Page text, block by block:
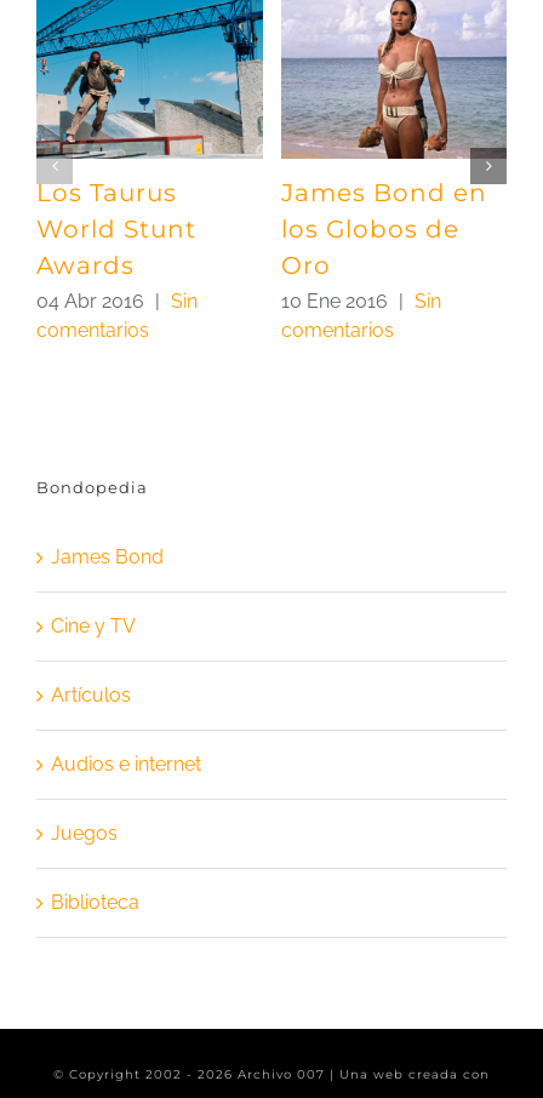
Los Taurus
World Stunt
Awards
04 Abr 2016
Sin
comentarios
James Bond en
los Globos de
Oro
10 Ene 2016
Sin
comentarios
Bondopedia
James Bond
Cine y TV
Artículos
Audios e internet
Juegos
Biblioteca
© Copyright 2002 - 2026 Archivo 007 | Una web creada con